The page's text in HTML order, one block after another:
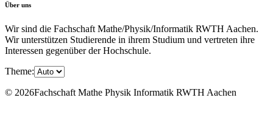
Über uns
Wir sind die Fachschaft Mathe/Physik/Informatik RWTH Aachen.
Wir unterstützen Studierende in ihrem Studium und vertreten ihre
Interessen gegenüber der Hochschule.
Theme:
© 2026Fachschaft Mathe Physik Informatik RWTH Aachen